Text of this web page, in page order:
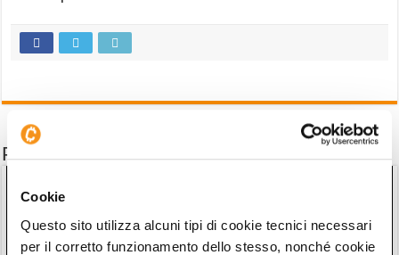
Cookie
Questo sito utilizza alcuni tipi di cookie tecnici necessari
per il corretto funzionamento dello stesso, nonché cookie
Potrebbe interessarti anche